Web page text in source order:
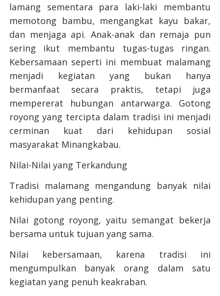
lamang sementara para laki-laki membantu
memotong bambu, mengangkat kayu bakar,
dan menjaga api. Anak-anak dan remaja pun
sering ikut membantu tugas-tugas ringan.
Kebersamaan seperti ini membuat malamang
menjadi kegiatan yang bukan hanya
bermanfaat secara praktis, tetapi juga
mempererat hubungan antarwarga. Gotong
royong yang tercipta dalam tradisi ini menjadi
cerminan kuat dari kehidupan sosial
masyarakat Minangkabau.
Nilai-Nilai yang Terkandung
Tradisi malamang mengandung banyak nilai
kehidupan yang penting.
Nilai gotong royong, yaitu semangat bekerja
bersama untuk tujuan yang sama.
Nilai kebersamaan, karena tradisi ini
mengumpulkan banyak orang dalam satu
kegiatan yang penuh keakraban.